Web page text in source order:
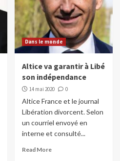
Dans le monde
Altice va garantir à Libé
son indépendance
14 mai 2020 0
Altice France et le journal
Libération divorcent. Selon
un courriel envoyé en
interne et consulté...
Read More